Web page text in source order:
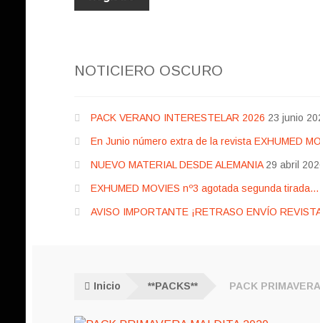
NOTICIERO OSCURO
PACK VERANO INTERESTELAR 2026 23 junio
En Junio número extra de la revista EXHUMED
NUEVO MATERIAL DESDE ALEMANIA 29 abril
EXHUMED MOVIES nº3 agotada segunda
AVISO IMPORTANTE ¡RETRASO ENVÍO
Inicio **PACKS** PACK